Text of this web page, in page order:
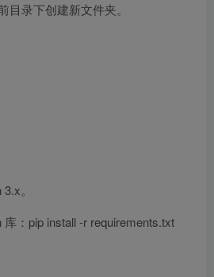
目录下创建新文件夹。
。
：pip install -r requirements.txt